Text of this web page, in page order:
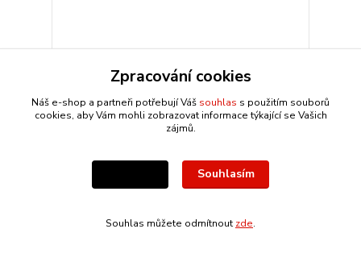
KONTURA NA OČI - IRIDESCENT BLUE
95 Kč
Přidat do košíku
Zpracování cookies
Náš e-shop a partneři potřebují Váš souhlas s použitím souborů
cookies, aby Vám mohli zobrazovat informace týkající se Vašich
zájmů.
Souhlasím
Souhlas můžete odmítnout zde.